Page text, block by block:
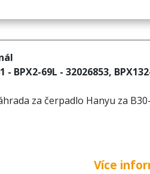
BPX2-69L - 32026853,
za čerpadlo Hanyu za
Více